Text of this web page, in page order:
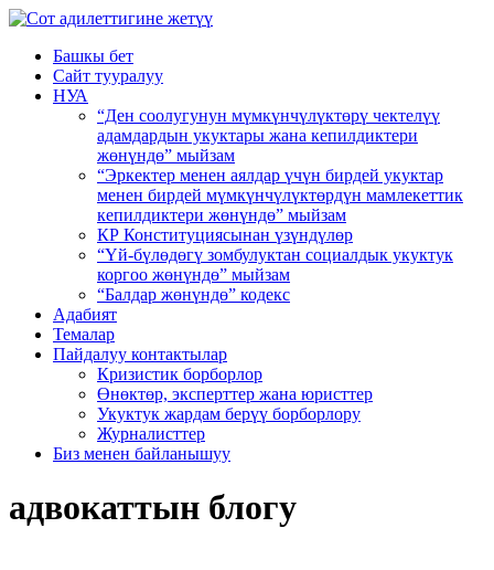
Башкы бет
Сайт тууралуу
НУА
“Ден соолугунун мүмкүнчүлүктөрү чектелүү
адамдардын укуктары жана кепилдиктери
жөнүндө” мыйзам
“Эркектер менен аялдар үчүн бирдей укуктар
менен бирдей мүмкүнчүлүктөрдүн мамлекеттик
кепилдиктери жөнүндө” мыйзам
КР Конституциясынан үзүндүлөр
“Үй-бүлөдөгү зомбулуктан социалдык укуктук
коргоо жөнүндө” мыйзам
“Балдар жөнүндө” кодекс
Адабият
Темалар
Пайдалуу контактылар
Кризистик борборлор
Өнөктөр, эксперттер жана юристтер
Укуктук жардам берүү борборлору
Журналисттер
Биз менен байланышуу
адвокаттын блогу